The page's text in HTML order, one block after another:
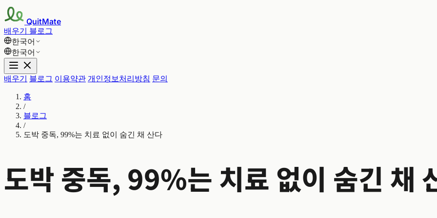
QuitMate
배우기 블로그
한국어
한국어
배우기 블로그 이용약관 개인정보처리방침 문의
홈
/
블로그
/
도박 중독, 99%는 치료 없이 숨긴 채 산다
도박 중독, 99%는 치료 없이 숨긴 채